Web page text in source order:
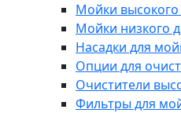
Мойки высокого
Мойки низкого
Насадки для
Опции для
Очистители
Фильтры для